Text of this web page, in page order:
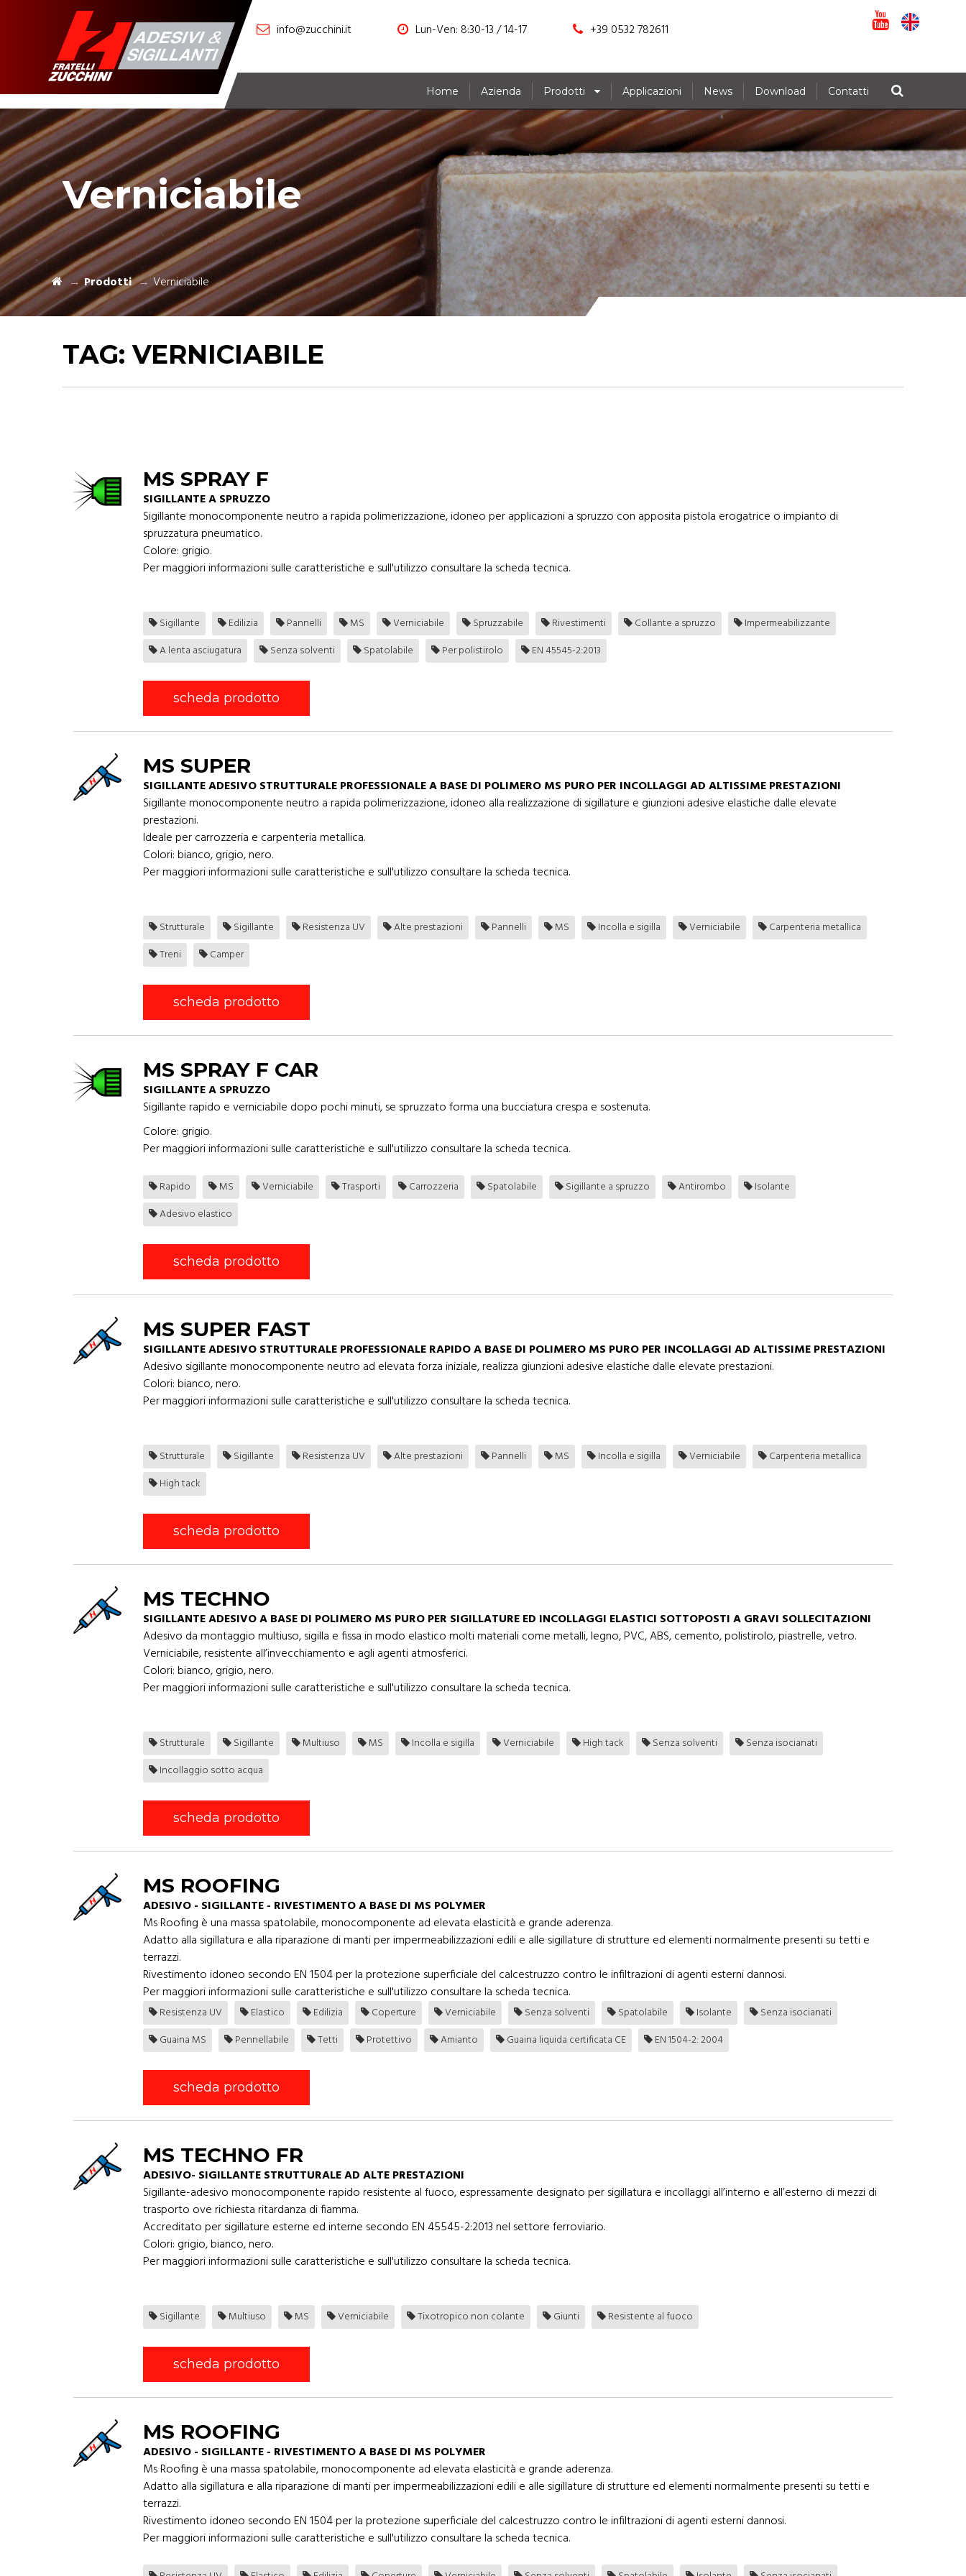
info@zucchini.it Lun-Ven: 8:30-13 / 14-17 +39 0532 782611
Home Azienda Prodotti Applicazioni News Download Contatti
Verniciabile
Prodotti Verniciabile
TAG:VERNICIABILE
MS SPRAY F
SIGILLANTE A SPRUZZO
Sigillante monocomponente neutro a rapida polimerizzazione, idoneo per applicazioni a spruzzo con apposita pistola erogatrice o impianto di
spruzzatura pneumatico.
Colore: grigio.
Per maggiori informazioni sulle caratteristiche e sull'utilizzo consultare la scheda tecnica.
Sigillante Edilizia Pannelli MS Verniciabile Spruzzabile Rivestimenti Collante a spruzzo
Impermeabilizzante
A lenta asciugatura
Senza solventi Spatolabile Per polistirolo EN 45545-2:2013
scheda prodotto
MS SUPER
SIGILLANTE ADESIVO STRUTTURALE PROFESSIONALE A BASE DI POLIMERO MS PURO PER INCOLLAGGI AD ALTISSIME PRESTAZIONI
Sigillante monocomponente neutro a rapida polimerizzazione, idoneo alla realizzazione di sigillature e giunzioni adesive elastiche dalle elevate
prestazioni.
Ideale per carrozzeria e carpenteria metallica.
Colori: bianco, grigio, nero.
Per maggiori informazioni sulle caratteristiche e sull'utilizzo consultare la scheda tecnica.
Strutturale Sigillante Resistenza UV Alte prestazioni Pannelli MS Incolla e sigilla Verniciabile
Carpenteria metallica
Treni
Camper
scheda prodotto
MS SPRAY F CAR
SIGILLANTE A SPRUZZO
Sigillante rapido e verniciabile dopo pochi minuti, se spruzzato forma una bucciatura crespa e sostenuta.
Colore: grigio.
Per maggiori informazioni sulle caratteristiche e sull'utilizzo consultare la scheda tecnica.
Rapido MS Verniciabile Trasporti Carrozzeria Spatolabile Sigillante a spruzzo Antirombo
Isolante
Adesivo elastico
scheda prodotto
MS SUPER FAST
SIGILLANTE ADESIVO STRUTTURALE PROFESSIONALE RAPIDO A BASE DI POLIMERO MS PURO PER INCOLLAGGI AD ALTISSIME PRESTAZIONI
Adesivo sigillante monocomponente neutro ad elevata forza iniziale, realizza giunzioni adesive elastiche dalle elevate prestazioni.
Colori: bianco, nero.
Per maggiori informazioni sulle caratteristiche e sull'utilizzo consultare la scheda tecnica.
Strutturale Sigillante Resistenza UV Alte prestazioni Pannelli MS Incolla e sigilla Verniciabile
Carpenteria metallica
High tack
scheda prodotto
MS TECHNO
SIGILLANTE ADESIVO A BASE DI POLIMERO MS PURO PER SIGILLATURE ED INCOLLAGGI ELASTICI SOTTOPOSTI A GRAVI SOLLECITAZIONI
Adesivo da montaggio multiuso, sigilla e fissa in modo elastico molti materiali come metalli, legno, PVC, ABS, cemento, polistirolo, piastrelle, vetro.
Verniciabile, resistente all’invecchiamento e agli agenti atmosferici.
Colori: bianco, grigio, nero.
Per maggiori informazioni sulle caratteristiche e sull'utilizzo consultare la scheda tecnica.
Strutturale Sigillante Multiuso MS Incolla e sigilla Verniciabile High tack Senza solventi
Senza isocianati
Incollaggio sotto acqua
scheda prodotto
MS ROOFING
ADESIVO - SIGILLANTE - RIVESTIMENTO A BASE DI MS POLYMER
Ms Roofing è una massa spatolabile, monocomponente ad elevata elasticità e grande aderenza.
Adatto alla sigillatura e alla riparazione di manti per impermeabilizzazioni edili e alle sigillature di strutture ed elementi normalmente presenti su tetti e
terrazzi.
Rivestimento idoneo secondo EN 1504 per la protezione superficiale del calcestruzzo contro le infiltrazioni di agenti esterni dannosi.
Per maggiori informazioni sulle caratteristiche e sull'utilizzo consultare la scheda tecnica.
Resistenza UV Elastico Edilizia Coperture Verniciabile Senza solventi Spatolabile Isolante
Senza isocianati
Guaina MS
Pennellabile Tetti Protettivo Amianto Guaina liquida certificata CE EN 1504-2: 2004
scheda prodotto
MS TECHNO FR
ADESIVO- SIGILLANTE STRUTTURALE AD ALTE PRESTAZIONI
Sigillante-adesivo monocomponente rapido resistente al fuoco, espressamente designato per sigillatura e incollaggi all’interno e all’esterno di mezzi di
trasporto ove richiesta ritardanza di fiamma.
Accreditato per sigillature esterne ed interne secondo EN 45545-2:2013 nel settore ferroviario.
Colori: grigio, bianco, nero.
Per maggiori informazioni sulle caratteristiche e sull'utilizzo consultare la scheda tecnica.
Sigillante Multiuso MS Verniciabile Tixotropico non colante Giunti Resistente al fuoco
scheda prodotto
MS ROOFING
ADESIVO - SIGILLANTE - RIVESTIMENTO A BASE DI MS POLYMER
Ms Roofing è una massa spatolabile, monocomponente ad elevata elasticità e grande aderenza.
Adatto alla sigillatura e alla riparazione di manti per impermeabilizzazioni edili e alle sigillature di strutture ed elementi normalmente presenti su tetti e
terrazzi.
Rivestimento idoneo secondo EN 1504 per la protezione superficiale del calcestruzzo contro le infiltrazioni di agenti esterni dannosi.
Per maggiori informazioni sulle caratteristiche e sull'utilizzo consultare la scheda tecnica.